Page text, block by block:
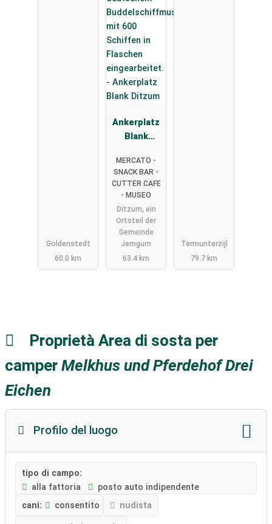
Goldenstedt
60.0 km
Ankerplatz
Blank
MERCATO -
SNACK BAR -
CUTTER CAFE
- MUSEO
Ditzum, ein
Ortsteil der
Gemeinde
Jemgum
63.4 km
Termunterzijl
79.7 km
Proprietà Area di sosta per
camper Melkhus und Pferdehof Drei
Eichen
Profilo del luogo
tipo di campo:
alla fattoria
posto auto indipendente
cani:
consentito nudista